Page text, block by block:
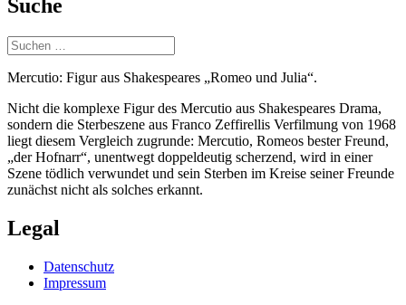
Suche
Suchen
nach:
Mercutio: Figur aus Shakespeares „Romeo und Julia“.
Nicht die komplexe Figur des Mercutio aus Shakespeares Drama,
sondern die Sterbeszene aus Franco Zeffirellis Verfilmung von 1968
liegt diesem Vergleich zugrunde: Mercutio, Romeos bester Freund,
„der Hofnarr“, unentwegt doppeldeutig scherzend, wird in einer
Szene tödlich verwundet und sein Sterben im Kreise seiner Freunde
zunächst nicht als solches erkannt.
Legal
Datenschutz
Impressum